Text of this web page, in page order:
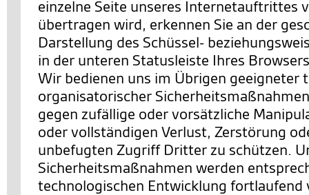
einzelne Seite unseres Internetauftrittes
übertragen wird, erkennen Sie an der
Darstellung des Schüssel-
in der unteren Statusleiste Ihres
Wir bedienen uns im Übrigen geeigneter
organisatorischer
gegen zufällige oder vorsätzliche
oder vollständigen Verlust, Zerstörung
unbefugten Zugriff Dritter zu schützen.
Sicherheitsmaßnahmen werden
technologischen Entwicklung fortlaufend